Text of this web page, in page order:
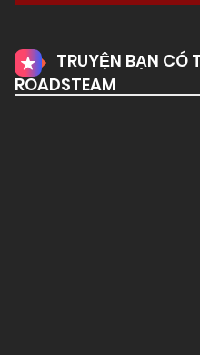
TRUYỆN BẠN CÓ
ROADSTEAM